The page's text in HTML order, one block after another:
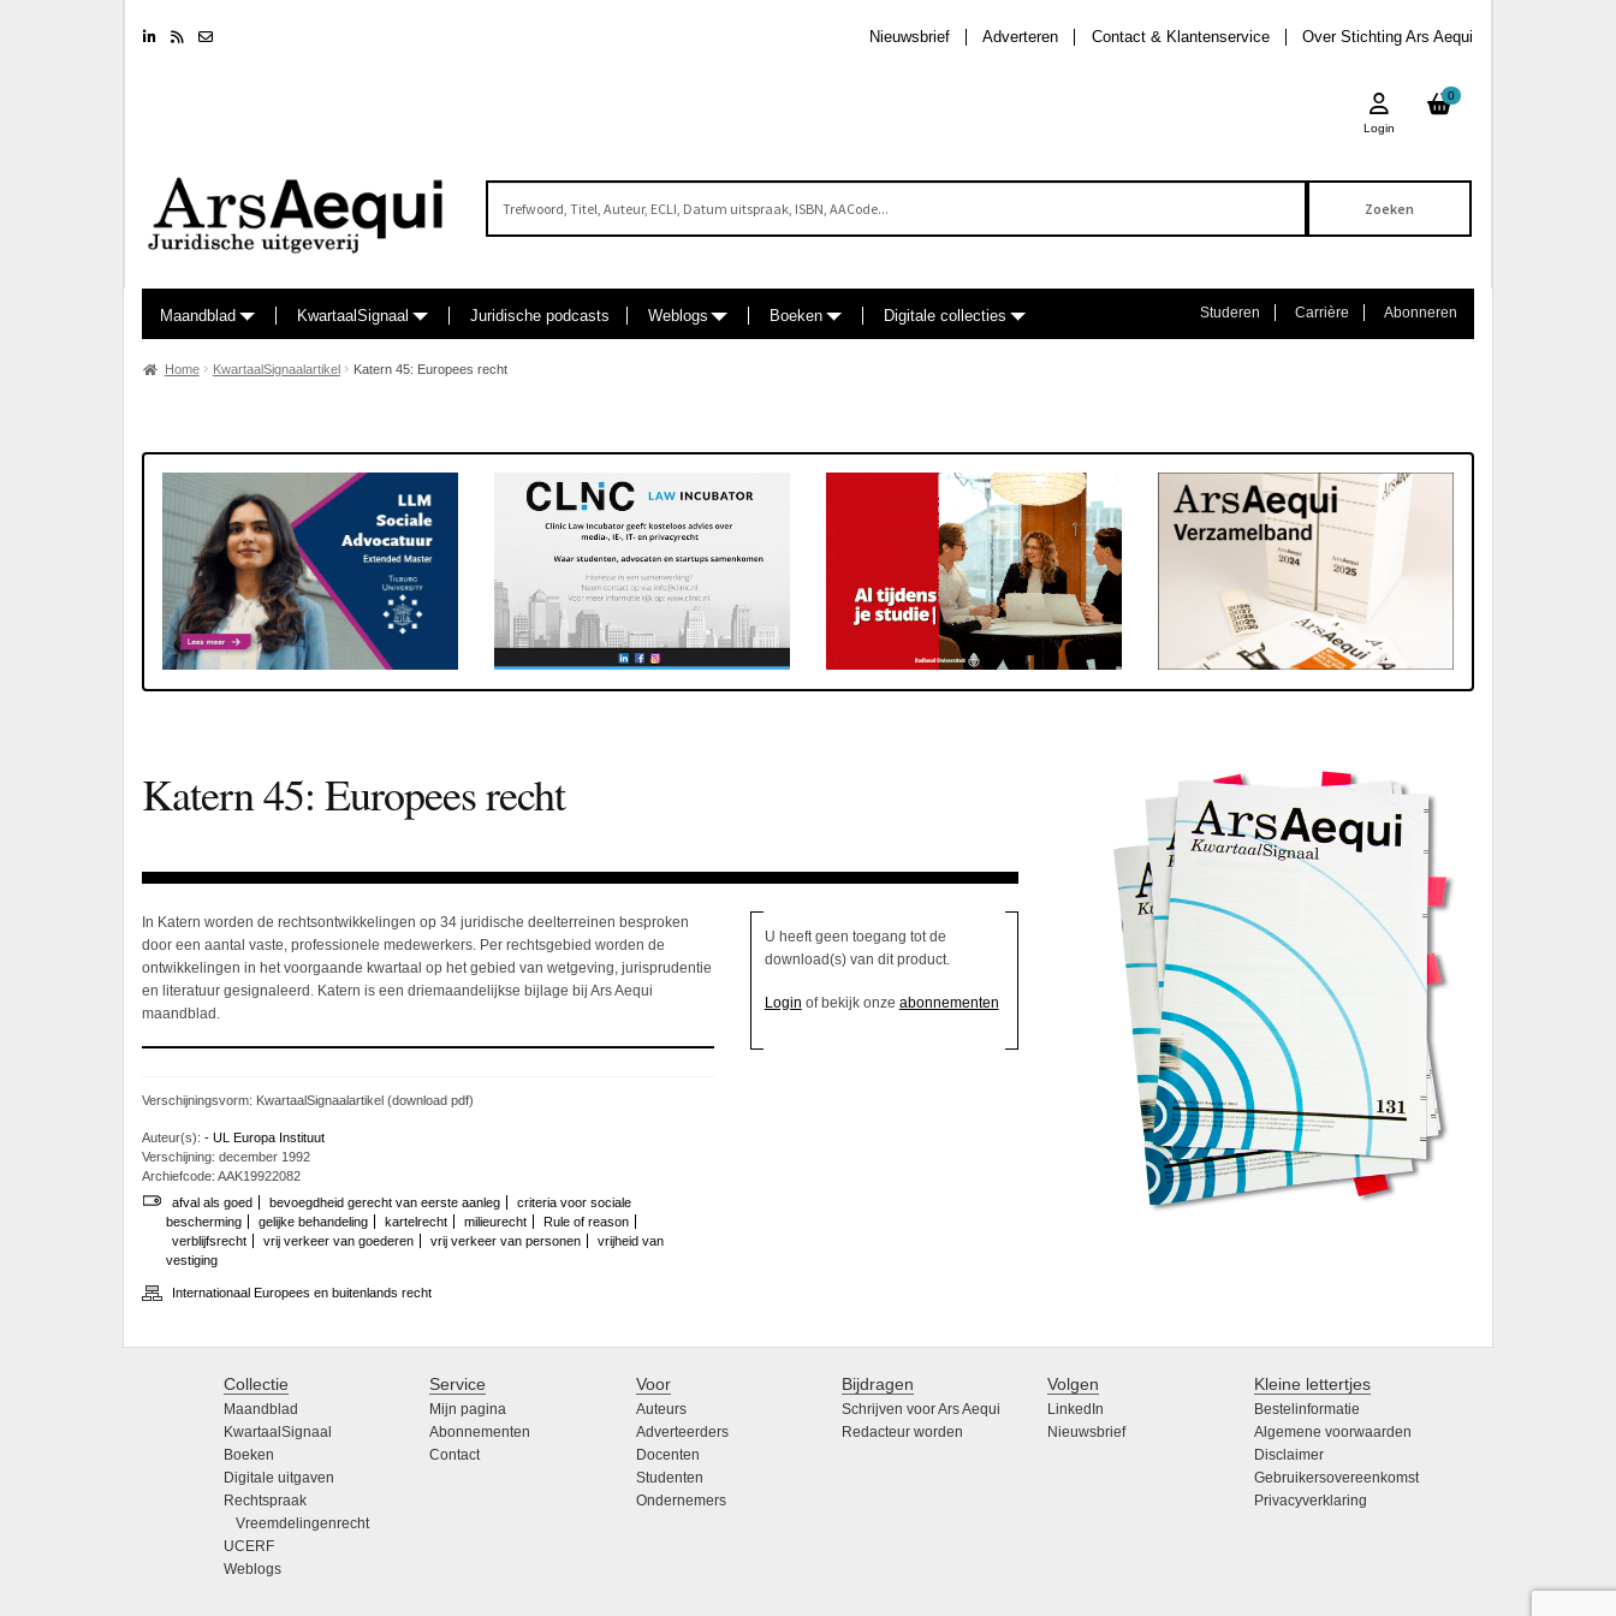
LinkedinRSS feed Over Stichting Ars Aequi
Contact & Klantenservice
Adverteren
Nieuwsbrief
0
Login
Maandblad KwartaalSignaal Juridische podcasts Weblogs Boeken Digitale collecties Studeren Carrière Abonneren
Home KwartaalSignaalartikel Katern 45: Europees recht
Katern 45: Europees recht
In Katern worden de rechtsontwikkelingen op 34 juridische deelterreinen besproken
door een aantal vaste, professionele medewerkers. Per rechtsgebied worden de
ontwikkelingen in het voorgaande kwartaal op het gebied van wetgeving, jurisprudentie
en literatuur gesignaleerd. Katern is een driemaandelijkse bijlage bij Ars Aequi
maandblad.
Verschijningsvorm: KwartaalSignaalartikel (download pdf)
Auteur(s): - UL Europa Instituut
Verschijning: december 1992
Archiefcode: AAK19922082
afval als goed
bevoegdheid gerecht van eerste aanleg
criteria voor sociale
bescherming
gelijke behandeling kartelrecht milieurecht
Rule of reason
verblijfsrecht
vrij verkeer van goederen vrij verkeer van personen
vrijheid van
vestiging
Internationaal Europees en buitenlands recht
U heeft geen toegang tot de
download(s) van dit product.
Login of bekijk onze abonnementen
Collectie
Maandblad
KwartaalSignaal
Boeken
Digitale uitgaven
Rechtspraak
Vreemdelingenrecht
UCERF
Weblogs
Service
Mijn pagina
Abonnementen
Contact
Voor
Auteurs
Adverteerders
Docenten
Studenten
Ondernemers
Bijdragen
Schrijven voor Ars Aequi
Redacteur worden
Volgen
LinkedIn
Nieuwsbrief
Kleine lettertjes
Bestelinformatie
Algemene voorwaarden
Disclaimer
Gebruikersovereenkomst
Privacyverklaring